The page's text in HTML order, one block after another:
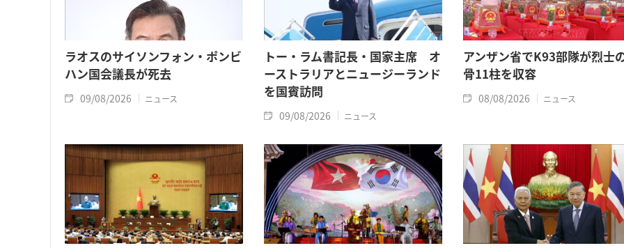
ラオスのサイソンフォン・ポンビ
ハン国会議長が死去
09/08/2026 ニュース
トー・ラム書記長・国家主席 オ
ーストラリアとニュージーランド
を国賓訪問
09/08/2026 ニュース
アンザン省でK93部隊が烈士
骨11柱を収容
08/08/2026 ニュース